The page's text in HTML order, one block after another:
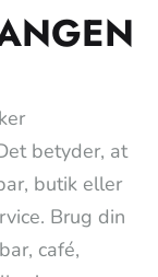
betyder, at
butik eller
Brug din
café,